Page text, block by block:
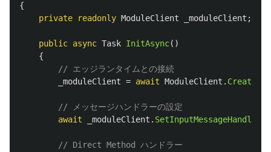
{
private
readonly ModuleClient _moduleClient ;
public async Task InitAsync()
{
// エッジランタイムとの接続
_moduleClient = await ModuleClient .
// メッセージハンドラーの設定
await
_moduleClient .
// Direct Method ハンドラー